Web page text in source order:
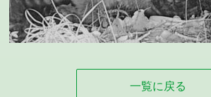
一覧に戻る